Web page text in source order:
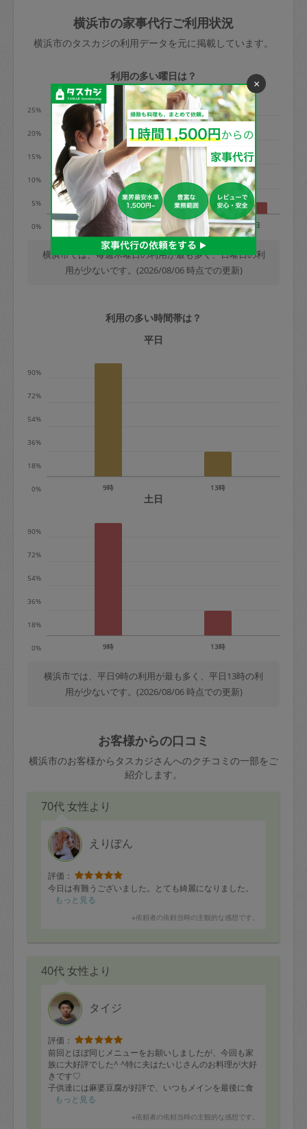
依頼者不在による当日キャンセル＝依頼
金額の100%＋交通費全額
※例：依頼日時／土曜日午前9時開始の場
合、水曜日午前9時以降はキャンセル料が
発生
水曜日9時〜金曜日9時まで＝依頼料金の
50%
金曜日9時～土曜日8時まで＝依頼金額の
100%
土曜日8時〜実施時間＝依頼金額の100%
＋交通費全額
依頼者不在による当日キャンセル＝依頼
金額の100%＋交通費全額
定期契約をキャンセルする場合、毎週定
期は月2回まで隔週定期は月1回までキャ
※キャンセル料金の設定について：
きた場合は損害保険の対象外となるので
ご注意ください。
玉、など
あわせてこちらも参照ください：初めて
はありますか？
横浜市の家事代行ご利用状況
横浜市のタスカジの利用データを元に掲載しています。
利用の多い曜日は？
0%
5%
10%
15%
20%
25%
月 水 木 土 日
横浜市では、毎週木曜日の利用が最も多く、日曜日の利
用が少ないです。(2026/08/06 時点での更新)
利用の多い時間帯は？
平日
0%
18%
36%
54%
72%
90%
9時 13時
土日
0%
18%
36%
54%
72%
90%
9時 13時
横浜市では、平日9時の利用が最も多く、平日13時の利
用が少ないです。(2026/08/06 時点での更新)
お客様からの口コミ
横浜市のお客様からタスカジさんへのクチコミの一部をご
紹介します。
70代 女性より
えりぽん
評価：
今日は有難うございました。とても綺麗になりました。
もっと見る
※依頼者の依頼当時の主観的な感想です。
40代 女性より
タイジ
評価：
前回とほぼ同じメニューをお願いしましたが、今回も家
族に大好評でした^ ^特に夫はたいじさんのお料理が大好
きです♡︎
子供達には麻婆豆腐が好評で、いつもメインを最後に食
べるのに、麻婆豆腐は最初にピッカリーン⭐︎でした！
野菜蒸しにつけていただきました。
もっと見る
※依頼者の依頼当時の主観的な感想です。
×